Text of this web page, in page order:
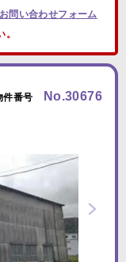
お問い合わせフォーム
件番号 No.30676